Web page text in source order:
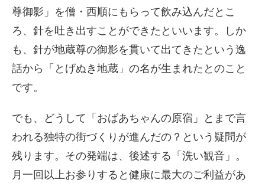
尊御影」を僧・西順にもらって飲み込んだとこ
ろ、針を吐き出すことができたといいます。しか
も、針が地蔵尊の御影を貫いて出てきたという逸
話から「とげぬき地蔵」の名が生まれたとのこと
です。
でも、どうして「おばあちゃんの原宿」とまで言
われる独特の街づくりが進んだの？という疑問が
残ります。その発端は、後述する「洗い観音」。
月一回以上お参りすると健康に最大のご利益があ